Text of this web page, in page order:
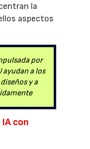
la
aspectos
por
ayudan a los
y a
con